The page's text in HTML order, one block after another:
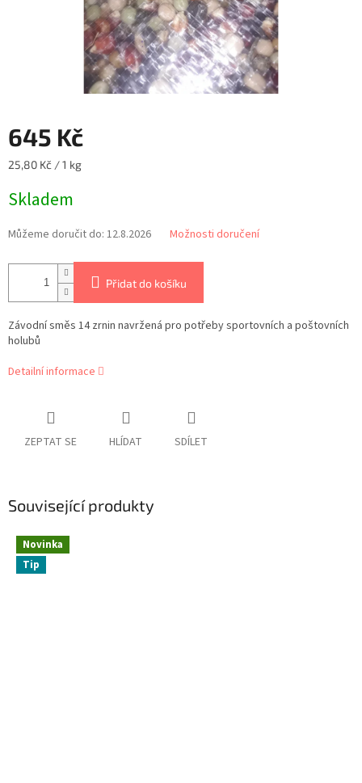
645 Kč
Měrná
25,80 Kč / 1 kg
Skladem
Můžeme doručit do: 12.8.2026 Možnosti doručení
Přidat do košíku
Závodní směs 14 zrnin navržená pro potřeby sportovních a poštovních
holubů
Detailní informace
ZEPTAT SE HLÍDAT SDÍLET
Související produkty
Novinka
Tip